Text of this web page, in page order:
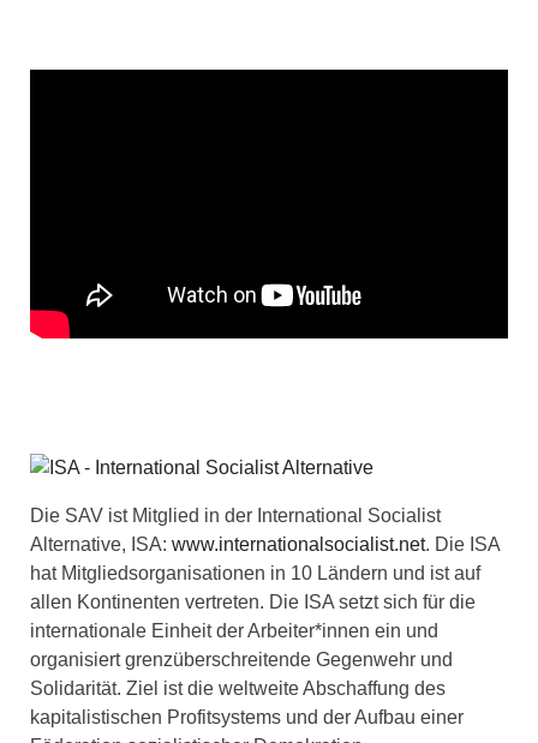
Die SAV ist Mitglied in der International Socialist
Alternative, ISA: www.internationalsocialist.net. Die ISA
hat Mitgliedsorganisationen in 10 Ländern und ist auf
allen Kontinenten vertreten. Die ISA setzt sich für die
internationale Einheit der Arbeiter*innen ein und
organisiert grenzüberschreitende Gegenwehr und
Solidarität. Ziel ist die weltweite Abschaffung des
kapitalistischen Profitsystems und der Aufbau einer